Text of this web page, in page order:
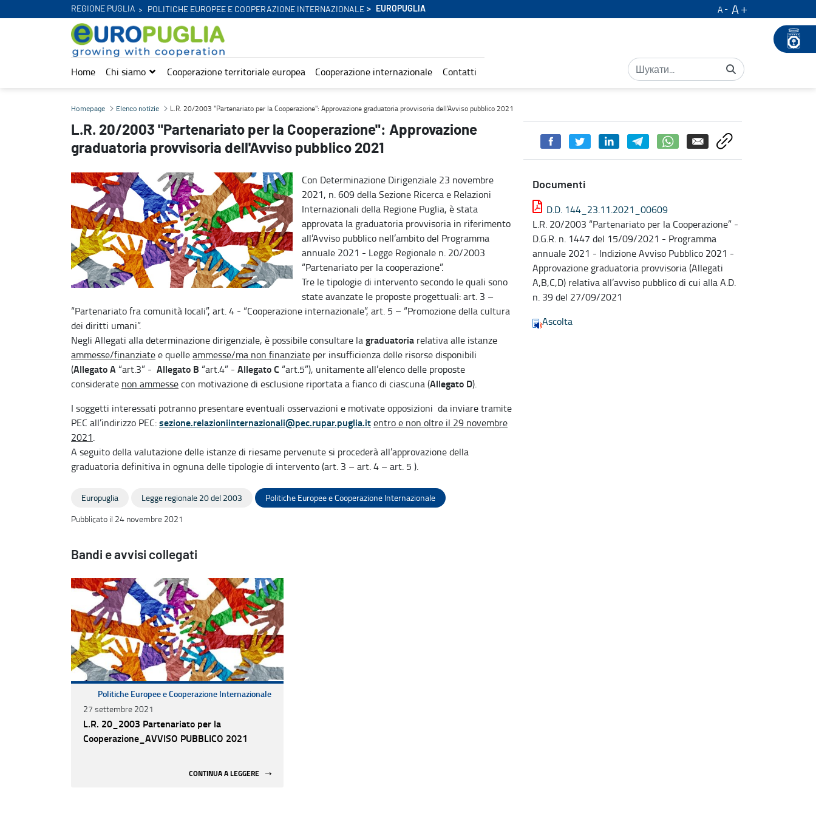
REGIONE PUGLIA POLITICHE EUROPEE E COOPERAZIONE INTERNAZIONALE EUROPUGLIA A A
Home Chi siamo Cooperazione territoriale europea Cooperazione internazionale Contatti
L.R. 20/2003 "Partenariato per la Cooperazione": Approvazione graduatoria provvisoria dell'Avviso pubblico 2021 - Europuglia
Homepage Elenco notizie L.R. 20/2003 "Partenariato per la Cooperazione": Approvazione graduatoria provvisoria dell'Avviso pubblico 2021
L.R. 20/2003 "Partenariato per la Cooperazione": Approvazione
graduatoria provvisoria dell'Avviso pubblico 2021
Con Determinazione Dirigenziale 23 novembre
2021, n. 609 della Sezione Ricerca e Relazioni
Internazionali della Regione Puglia, è stata
approvata la graduatoria provvisoria in riferimento
all’Avviso pubblico nell’ambito del Programma
annuale 2021 - Legge Regionale n. 20/2003
“Partenariato per la cooperazione”.
Tre le tipologie di intervento secondo le quali sono
state avanzate le proposte progettuali: art. 3 –
“Partenariato fra comunità locali”, art. 4 - “Cooperazione internazionale”, art. 5 – “Promozione della cultura
dei diritti umani”.
Negli Allegati alla determinazione dirigenziale, è possibile consultare lagraduatoria relativa alle istanze
ammesse/finanziatee quelleammesse/ma non finanziate per insufficienza delle risorse disponibili
(Allegato A “art.3” - Allegato B “art.4” - Allegato C “art.5”), unitamente all’elenco delle proposte
considerate non ammessecon motivazione di esclusione riportata a fianco di ciascuna (Allegato D).
I soggetti interessati potranno presentare eventuali osservazioni e motivate opposizioni da inviare tramite
PEC all’indirizzo PEC:sezione.relazioniinternazionali@pec.rupar.puglia.itentro e non oltre il 29 novembre
2021.
A seguito della valutazione delle istanze di riesame pervenute si procederà all’approvazione della
graduatoria definitiva in ognuna delle tipologie di intervento (art. 3 – art. 4 – art. 5 ).
Documenti
D.D. 144_23.11.2021_00609
L.R. 20/2003 “Partenariato per la Cooperazione” -
D.G.R. n. 1447 del 15/09/2021 - Programma
annuale 2021 - Indizione Avviso Pubblico 2021 -
Approvazione graduatoria provvisoria (Allegati
A,B,C,D) relativa all’avviso pubblico di cui alla A.D.
n. 39 del 27/09/2021
Ascolta
Europuglia Legge regionale 20 del 2003
Politiche Europee e Cooperazione Internazionale
Pubblicato il 24 novembre 2021
Bandi e avvisi collegati
Politiche Europee e Cooperazione Internazionale
27 settembre 2021
L.R. 20_2003 Partenariato per la
Cooperazione_AVVISO PUBBLICO 2021
CONTINUA A LEGGERE